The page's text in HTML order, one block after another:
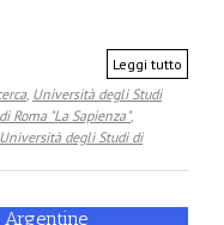
Leggi tutto
, Università degli Studi
Roma "La Sapienza",
Università degli Studi di